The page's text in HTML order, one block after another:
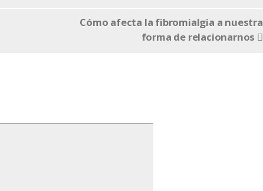
Cómo afecta la fibromialgia a nuestra
forma de relacionarnos